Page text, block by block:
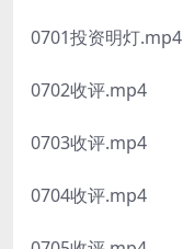
0701投资明灯.mp4
0702收评.mp4
0703收评.mp4
0704收评.mp4